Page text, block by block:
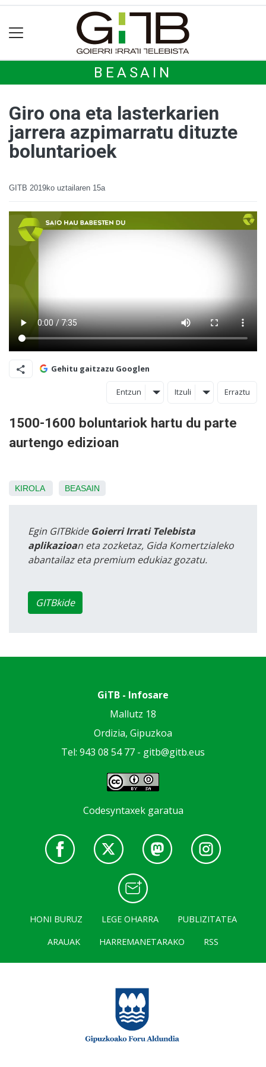
BEASAIN
Giro ona eta lasterkarien
jarrera azpimarratu dituzte
boluntarioek
GITB 2019ko uztailaren 15a
Gehitu gaitzazu Googlen
Entzun Itzuli Erraztu
1500-1600 boluntariok hartu du parte
aurtengo edizioan
KIROLA BEASAIN
Egin GITBkide Goierri Irrati Telebista
aplikazioan eta zozketaz, Gida Komertzialeko
abantailaz eta premium edukiaz gozatu.
GITBkide
GiTB - Infosare
Mallutz 18
Ordizia, Gipuzkoa
Tel: 943 08 54 77 - gitb@gitb.eus
Codesyntaxek garatua
HONI BURUZ LEGE OHARRA
PUBLIZITATEA
ARAUAK
HARREMANETARAKO RSS